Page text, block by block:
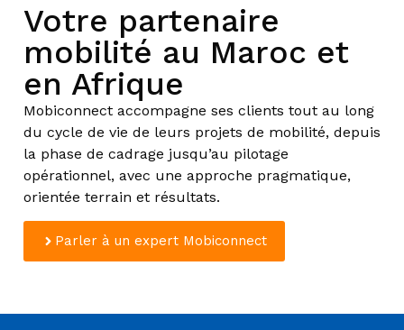
Votre partenaire
mobilité au Maroc et
en Afrique
Mobiconnect accompagne ses clients tout au long
du cycle de vie de leurs projets de mobilité, depuis
la phase de cadrage jusqu’au pilotage
opérationnel, avec une approche pragmatique,
orientée terrain et résultats.
Parler à un expert Mobiconnect